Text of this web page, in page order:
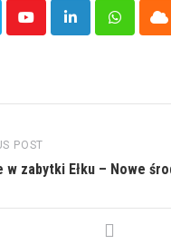
YoutubeLinkedInWhatsapp
POST
w zabytki Ełku – Nowe